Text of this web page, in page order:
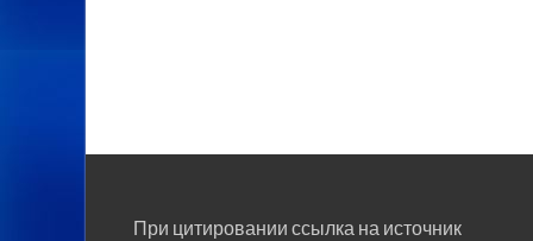
При цитировании ссылка на источник